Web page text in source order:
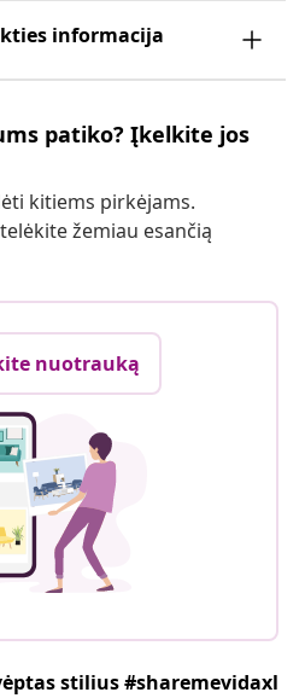
informacija
patiko? Įkelkite jos
kitiems pirkėjams.
žemiau esančią
nuotrauką
stilius #sharemevidaxl